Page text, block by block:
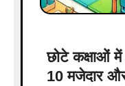
छोटे कक्षाओं
10 मजेदार